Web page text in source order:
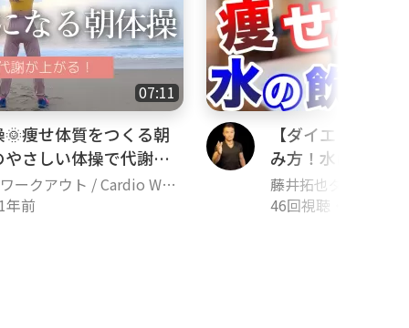
07:11
痩せ体質をつくる朝
さしい体操で代謝を
ークアウト / Cardio Wor
年前
【ダイエット】
み方！水は本当に
るために必要な水
藤井拓也ダイエット
46回視聴